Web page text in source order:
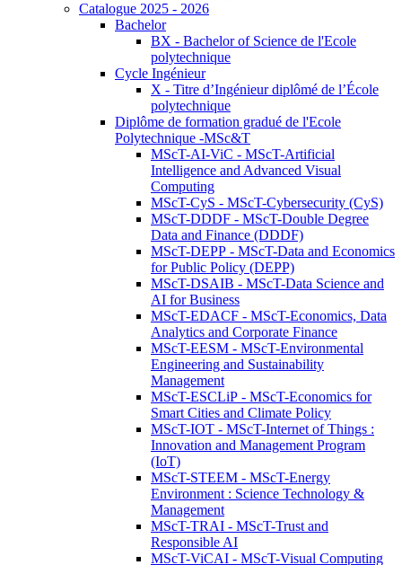
Catalogue 2025 - 2026
Bachelor
BX - Bachelor of Science de l'Ecole
polytechnique
Cycle Ingénieur
X - Titre d’Ingénieur diplômé de l’École
polytechnique
Diplôme de formation gradué de l'Ecole
Polytechnique -MSc&T
MScT-AI-ViC - MScT-Artificial
Intelligence and Advanced Visual
Computing
MScT-CyS - MScT-Cybersecurity (CyS)
MScT-DDDF - MScT-Double Degree
Data and Finance (DDDF)
MScT-DEPP - MScT-Data and Economics
for Public Policy (DEPP)
MScT-DSAIB - MScT-Data Science and
AI for Business
MScT-EDACF - MScT-Economics, Data
Analytics and Corporate Finance
MScT-EESM - MScT-Environmental
Engineering and Sustainability
Management
MScT-ESCLiP - MScT-Economics for
Smart Cities and Climate Policy
MScT-IOT - MScT-Internet of Things :
Innovation and Management Program
(IoT)
MScT-STEEM - MScT-Energy
Environment : Science Technology &
Management
MScT-TRAI - MScT-Trust and
Responsible AI
MScT-ViCAI - MScT-Visual Computing